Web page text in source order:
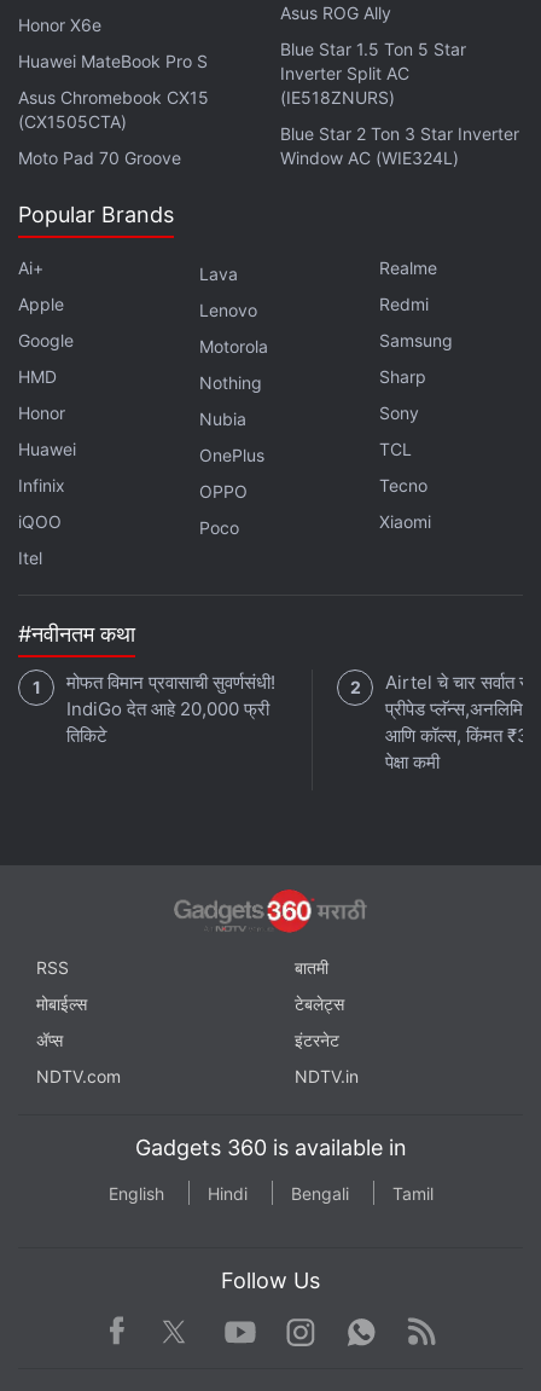
Honor X6e
Huawei MateBook Pro S
Asus Chromebook CX15
(CX1505CTA)
Moto Pad 70 Groove
Asus ROG Ally
Blue Star 1.5 Ton 5 Star
Inverter Split AC
(IE518ZNURS)
Blue Star 2 Ton 3 Star Inverter
Window AC (WIE324L)
Popular Brands
Ai+
Apple
Google
HMD
Honor
Huawei
Infinix
iQOO
Itel
Lava
Lenovo
Motorola
Nothing
Nubia
OnePlus
OPPO
Poco
Realme
Redmi
Samsung
Sharp
Sony
TCL
Tecno
Xiaomi
#नवीनतम कथा
मोफत विमान प्रवासाची सुवर्णसंधी!
IndiGo देत आहे 20,000 फ्री
तिकिटे
Airtel चे चार सर्वात
प्रीपेड
आणि कॉल्स, किंमत
पेक्षा कमी
RSS
बातमी
मोबाईल्स
टेबलेट्स
ॲप्स
इंटरनेट
NDTV.com
NDTV.in
Gadgets 360 is available in
English Hindi Bengali Tamil
Follow Us
Facebook TwitterYoutube
Instagram WhatsApp
Rss